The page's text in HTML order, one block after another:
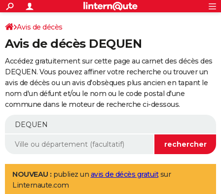
ACTUALITÉS
Politique
Société
Faits Divers
Education
Monde
Villes
+
SPORT
Coupe du monde 2026
Football
Tennis
Cyclisme
Rugby
Forum
Programme TV
TNT
Streaming
Cinéma
Sorties cinéma
Musique
+
FINANCE
Retraite
Epargne
Immobilier
Risques naturels par ville
Banque
Assurance
AUTO
Essais
Réserver un essai
Citadines
Berlines
SUV
Forum auto
+
Mobiles
Meilleur smartphone
Internet
Ordinateurs
Jeux vidéo
Guide high-tech
Aménagement intérieur
LIFESTYLE
Art de vivre
Bien-être
Loisirs
Mode
Modes de vie
Avis de décès
Avis de décès DEQUEN
Accédez gratuitement sur cette page au carnet des décès des
DEQUEN. Vous pouvez affiner votre recherche ou trouver un
avis de décès ou un avis d'obsèques plus ancien en tapant le
nom d'un défunt et/ou le nom ou le code postal d'une
commune dans le moteur de recherche ci-dessous.
NOUVEAU : publiez un avis de décès gratuitsur
Linternaute.com